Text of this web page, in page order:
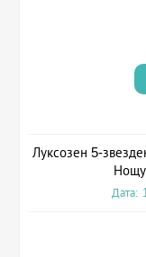
Луксозен 5-
Дата: